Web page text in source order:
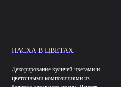
ПАСХА В ЦВЕТАХ
Декорирование куличей цветами и
цветочными композициями из